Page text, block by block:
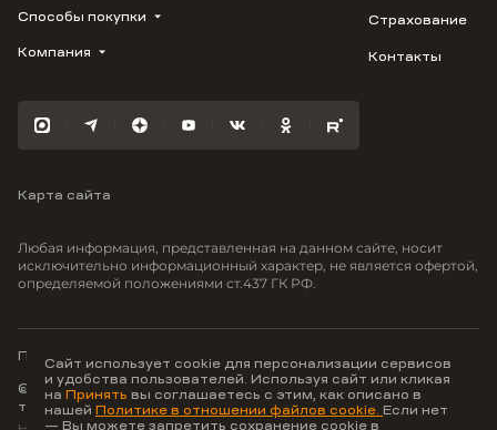
1799
Флора
Отражение
Моретта
Вместе
Купить квартиру
Студию
3-комнатную
Способы покупки
Трейд-ин
100% оплата
Компания
Карьера
Страхование
Контакты
Карта сайта
Любая информация, представленная на данном сайте, носит
исключительно информационный характер, не является офертой,
определяемой положениями ст.437 ГК РФ.
© ООО Неоагентство, ИНН 9703176621,
тел.:+7 800 707-87-38
Политика конфиденциальности
Сайт использует cookie для персонализации сервисов
и удобства пользователей. Используя сайт или кликая
на Принять вы соглашаетесь с этим, как описано в
нашей Политике в отношении файлов cookie. Если нет
— Вы можете запретить сохранение cookie в